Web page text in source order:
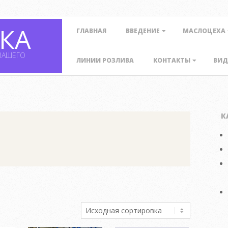
ГЛАВНАЯ ВВЕДЕНИЕ МАСЛОЦЕХА
ЛИНИИ РОЗЛИВА КОНТАКТЫ